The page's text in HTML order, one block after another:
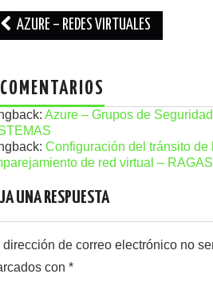
AZURE – REDES VIRTUALES
Azure – Grupos de
Configuración del tránsito de
de red virtual –
UNA RESPUESTA
dirección de correo electrónico no
con *